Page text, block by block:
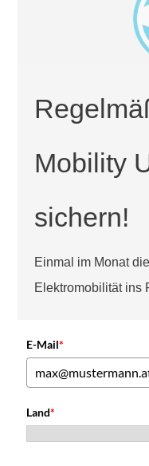
Mobility
sichern!
Einmal im Monat
Elektromobilität ins
E-Mail*
Land*